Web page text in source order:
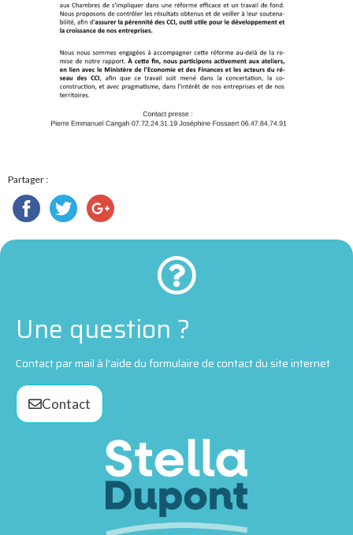
Partager :
Une question ?
Contact par mail à l'aide du formulaire de contact du site internet
Contact